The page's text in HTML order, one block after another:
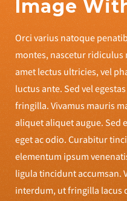
Image
Orci varius natoque
montes, nascetur ridiculus
amet lectus ultricies, vel
luctus ante. Sed vel
fringilla. Vivamus mauris
aliquet aliquet augue. Sed
eget ac odio. Curabitur
elementum ipsum
ligula tincidunt accumsan.
interdum, ut fringilla lacus